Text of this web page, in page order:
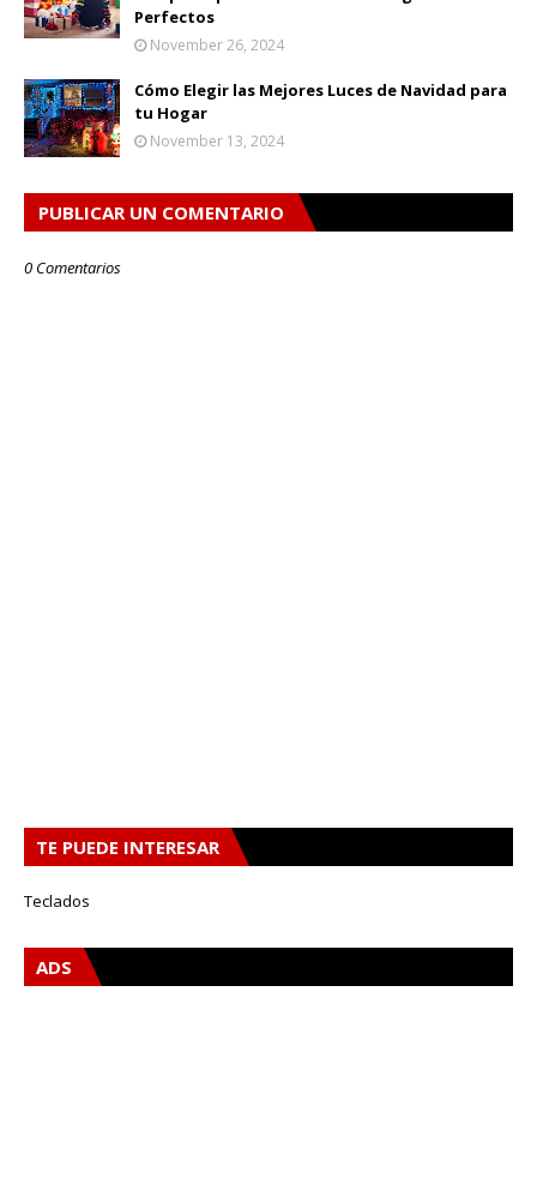
Perfectos
November 26, 2024
Cómo Elegir las Mejores Luces de Navidad para
tu Hogar
November 13, 2024
PUBLICAR UN COMENTARIO
0 Comentarios
TE PUEDE INTERESAR
Teclados
ADS